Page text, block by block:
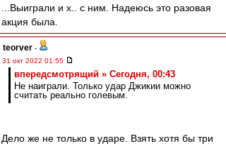
...Выиграли и х.. с ним. Надеюсь это разовая
акция была.
teorver -
31 окт 2022 01:55
впередсмотрящий » Сегодня, 00:43
Не наиграли. Только удар Джикии можно
считать реально голевым.
Дело же не только в ударе. Взять хотя бы три